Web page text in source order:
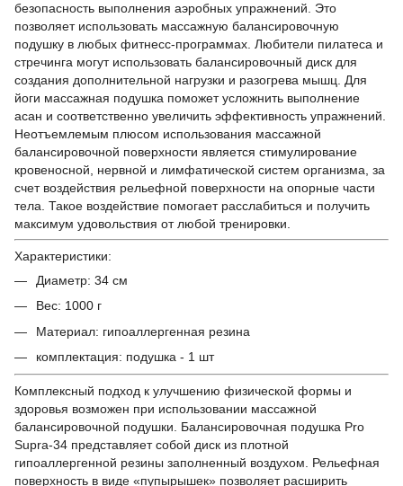
безопасность выполнения аэробных упражнений. Это
позволяет использовать массажную балансировочную
подушку в любых фитнесс-программах. Любители пилатеса и
стречинга могут использовать балансировочный диск для
создания дополнительной нагрузки и разогрева мышц. Для
йоги массажная подушка поможет усложнить выполнение
асан и соответственно увеличить эффективность упражнений.
Неотъемлемым плюсом использования массажной
балансировочной поверхности является стимулирование
кровеносной, нервной и лимфатической систем организма, за
счет воздействия рельефной поверхности на опорные части
тела. Такое воздействие помогает расслабиться и получить
максимум удовольствия от любой тренировки.
Характеристики:
Диаметр: 34 см
Вес: 1000 г
Материал: гипоаллергенная резина
комплектация: подушка - 1 шт
Комплексный подход к улучшению физической формы и
здоровья возможен при использовании массажной
балансировочной подушки. Балансировочная подушка Pro
Supra-34 представляет собой диск из плотной
гипоаллергенной резины заполненный воздухом. Рельефная
поверхность в виде «пупырышек» позволяет расширить